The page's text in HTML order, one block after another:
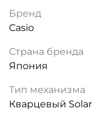
Бренд
Casio
Страна бренда
Япония
Тип механизма
Кварцевый Solar